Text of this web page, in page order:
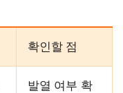
확인할 점
발열 여부 확